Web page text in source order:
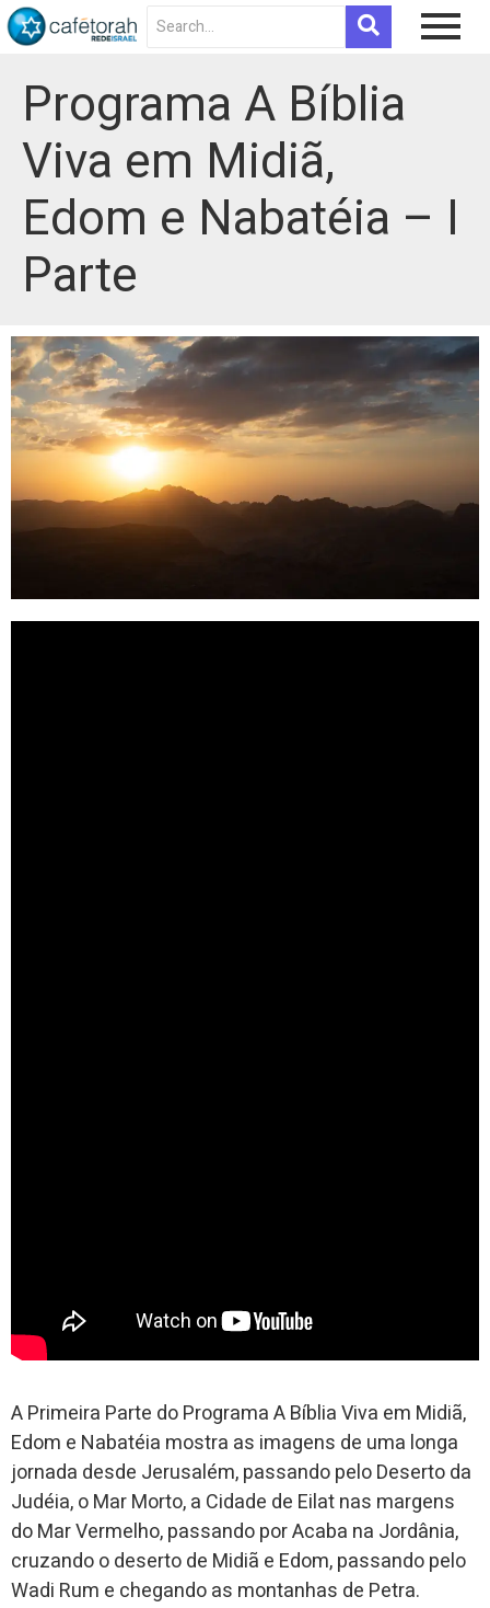
Programa A Bíblia
Viva em Midiã,
Edom e Nabatéia – I
Parte
A Primeira Parte do Programa A Bíblia Viva em Midiã,
Edom e Nabatéia mostra as imagens de uma longa
jornada desde Jerusalém, passando pelo Deserto da
Judéia, o Mar Morto, a Cidade de Eilat nas margens
do Mar Vermelho, passando por Acaba na Jordânia,
cruzando o deserto de Midiã e Edom, passando pelo
Wadi Rum e chegando as montanhas de Petra.